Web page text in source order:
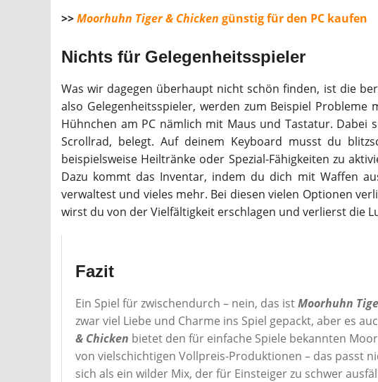
>>Moorhuhn Tiger & Chicken günstig für den PC kaufen
Nichts für Gelegenheitsspieler
Was wir dagegen überhaupt nicht schön finden, ist die
also Gelegenheitsspieler, werden zum Beispiel
Hühnchen am PC nämlich mit Maus und Tastatur. Dabei
Scrollrad, belegt. Auf deinem Keyboard musst du
beispielsweise Heiltränke oder Spezial-Fähigkeiten zu
Dazu kommt das Inventar, indem du dich mit Waffen
verwaltest und vieles mehr. Bei diesen vielen Optionen
wirst du von der Vielfältigkeit erschlagen und verlierst die
Fazit
Ein Spiel für zwischendurch – nein, das istMoorhuhn
zwar viel Liebe und Charme ins Spiel gepackt, aber es
& Chicken bietet den für einfache Spiele bekannten
von vielschichtigen Vollpreis-Produktionen – das passt
sich als ein wilder Mix, der für Einsteiger zu schwer